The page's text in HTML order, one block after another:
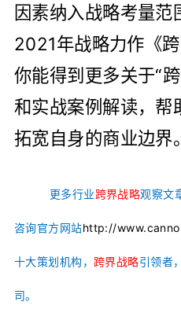
因素纳入战略考量范
2021年战略力作《跨
你能得到更多关于“
和实战案例解读，帮
拓宽自身的商业边界。
更多行业跨界战略观察文
咨询官方网站http://
十大策划机构， 跨界战略引领者
司。